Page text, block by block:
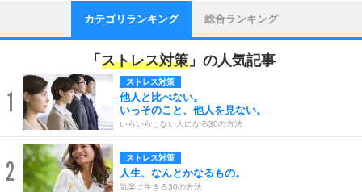
カテゴリランキング 総合ランキング
「 ストレス対策 」の人気記事
1
ストレス対策
他人と比べない。
いっそのこと、他人を見ない。
いらいらしない人になる30の方法
2 ストレス対策
人生、なんとかなるもの。
気楽に生きる30の方法